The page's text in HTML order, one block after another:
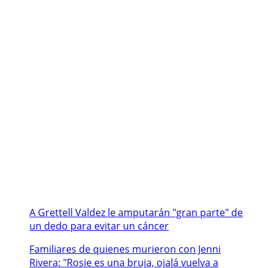
A Grettell Valdez le amputarán "gran parte" de
un dedo para evitar un cáncer
Familiares de quienes murieron con Jenni
Rivera: "Rosie es una bruja, ojalá vuelva a